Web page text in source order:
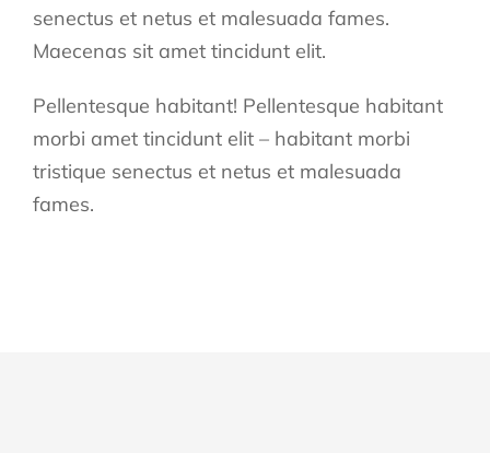
senectus et netus et malesuada fames.
Maecenas sit amet tincidunt elit.
Pellentesque habitant! Pellentesque habitant
morbi amet tincidunt elit – habitant morbi
tristique senectus et netus et malesuada
fames.